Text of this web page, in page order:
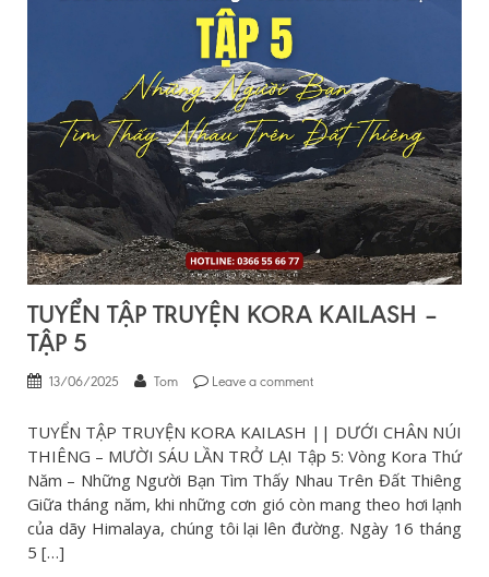
TUYỂN TẬP TRUYỆN KORA KAILASH –
TẬP 5
13/06/2025 Tom Leave a comment
TUYỂN TẬP TRUYỆN KORA KAILASH || DƯỚI CHÂN NÚI
THIÊNG – MƯỜI SÁU LẦN TRỞ LẠI Tập 5: Vòng Kora Thứ
Năm – Những Người Bạn Tìm Thấy Nhau Trên Đất Thiêng
Giữa tháng năm, khi những cơn gió còn mang theo hơi lạnh
của dãy Himalaya, chúng tôi lại lên đường. Ngày 16 tháng
5 […]